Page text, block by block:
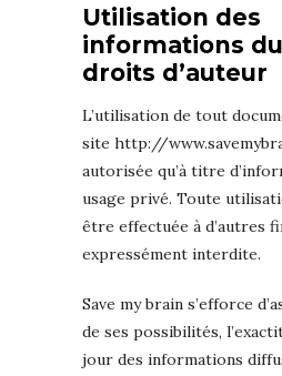
Utilisation des
informations
droits d’auteur
L’utilisation de tout
site http://
autorisée qu’à titre
usage privé. Toute
être effectuée à d’autres
expressément interdite.
Save my brain s’efforce
de ses possibilités,
jour des informations